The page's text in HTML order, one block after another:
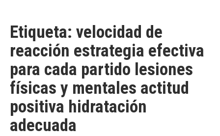
Etiqueta: velocidad de
reacción estrategia efectiva
para cada partido lesiones
físicas y mentales actitud
positiva hidratación
adecuada